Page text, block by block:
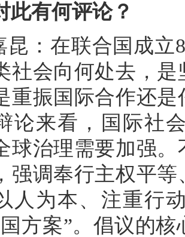
此有何评论？
昆：在联合国成立
社会向何处去，
重振国际合作还
论来看，国际社
球治理需要加强
强调奉行主权平
人为本、注重行
方案”。倡议的